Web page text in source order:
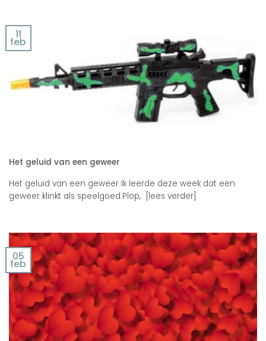
Het geluid van een geweer
Het geluid van een geweer Ik leerde deze week dat een
geweer klinkt als speelgoed.Plop, [lees verder]
11
feb
05
feb